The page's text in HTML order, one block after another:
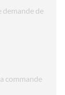
demande de
commande